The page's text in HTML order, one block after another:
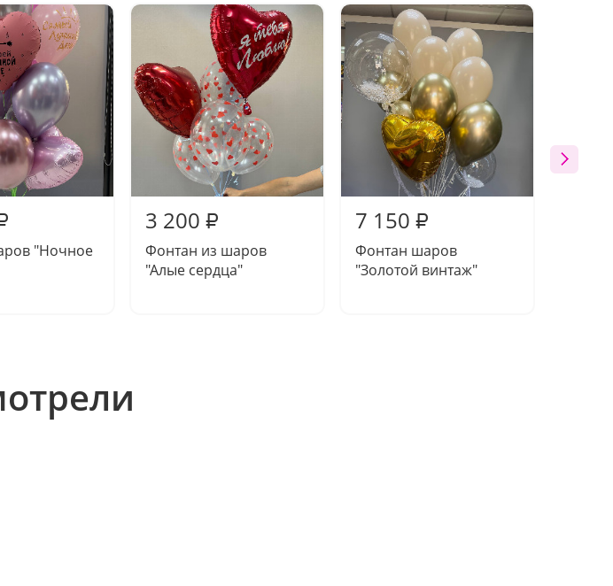
"Ночное
3 200 ₽
Фонтан из шаров
"Алые сердца"
7 150 ₽
Фонтан шаров
"Золотой винтаж"